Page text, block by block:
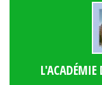
L'ACADÉMIE